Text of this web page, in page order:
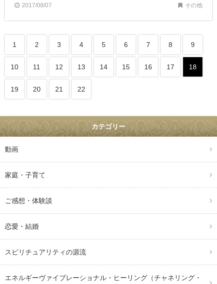
2017/08/07 その他
1 2 3 4 5 6 7 8 9
10 11 12 13 14 15 16 17 18
19 20 21 22
カテゴリー
動画
家庭・子育て
ご感想・体験談
恋愛・結婚
スピリチュアリティの源流
エネルギーヴァイブレーショナル・ヒーリング（チャネリング・